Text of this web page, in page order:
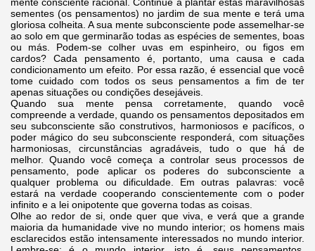
sementes (os pensamentos) no jardim de sua mente e terá uma
gloriosa colheita. A sua mente subconsciente pode assemelhar-se
ao solo em que germinarão todas as espécies de sementes, boas
ou más. Podem-se colher uvas em espinheiro, ou figos em
cardos? Cada pensamento é, portanto, uma causa e cada
condicionamento um efeito. Por essa razão, é essencial que você
tome cuidado com todos os seus pensamentos a fim de ter
apenas situações ou condições desejáveis.
Quando sua mente pensa corretamente, quando você
compreende a verdade, quando os pensamentos depositados em
seu subconsciente são construtivos, harmoniosos e pacíficos, o
poder mágico do seu subconsciente responderá, com situações
harmoniosas, circunstâncias agradáveis, tudo o que há de
melhor. Quando você começa a controlar seus processos de
pensamento, pode aplicar os poderes do subconsciente a
qualquer problema ou dificuldade. Em outras palavras: você
estará na verdade cooperando conscientemente com o poder
infinito e a lei onipotente que governa todas as coisas.
Olhe ao redor de si, onde quer que viva, e verá que a grande
maioria da humanidade vive no mundo interior; os homens mais
esclarecidos estão intensamente interessados no mundo interior.